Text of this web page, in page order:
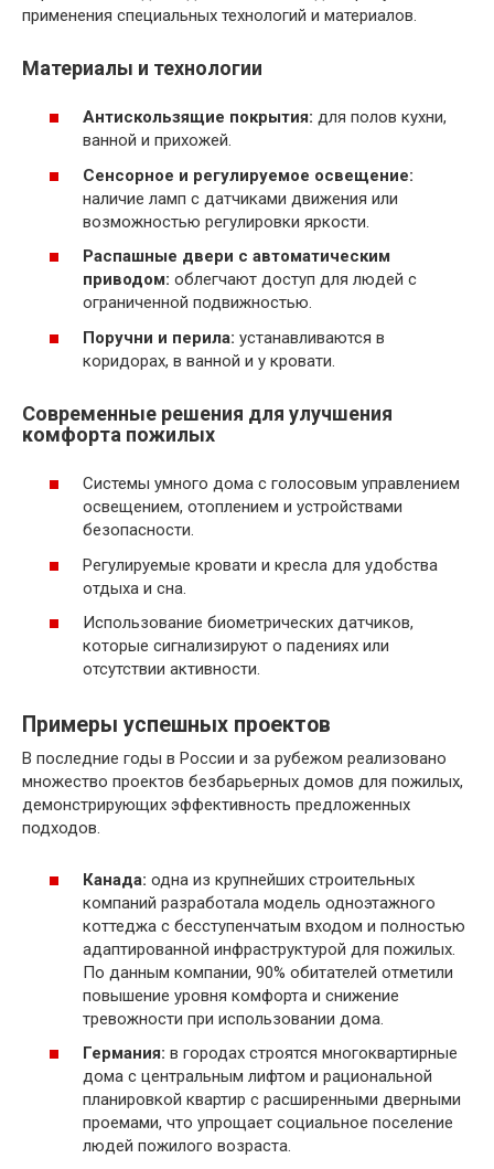
применения специальных технологий и материалов.
Материалы и технологии
Антискользящие покрытия: для полов кухни,
ванной и прихожей.
Сенсорное и регулируемое освещение:
наличие ламп с датчиками движения или
возможностью регулировки яркости.
Распашные двери с автоматическим
приводом: облегчают доступ для людей с
ограниченной подвижностью.
Поручни и перила: устанавливаются в
коридорах, в ванной и у кровати.
Современные решения для улучшения
комфорта пожилых
Системы умного дома с голосовым управлением
освещением, отоплением и устройствами
безопасности.
Регулируемые кровати и кресла для удобства
отдыха и сна.
Использование биометрических датчиков,
которые сигнализируют о падениях или
отсутствии активности.
Примеры успешных проектов
В последние годы в России и за рубежом реализовано
множество проектов безбарьерных домов для пожилых,
демонстрирующих эффективность предложенных
подходов.
Канада: одна из крупнейших строительных
компаний разработала модель одноэтажного
коттеджа с бесступенчатым входом и полностью
адаптированной инфраструктурой для пожилых.
По данным компании, 90% обитателей отметили
повышение уровня комфорта и снижение
тревожности при использовании дома.
Германия: в городах строятся многоквартирные
дома с центральным лифтом и рациональной
планировкой квартир с расширенными дверными
проемами, что упрощает социальное поселение
людей пожилого возраста.